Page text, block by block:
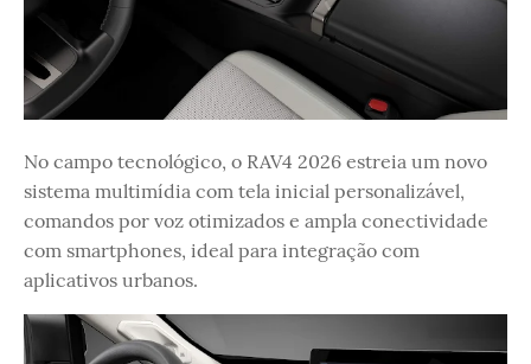
No campo tecnológico, o RAV4 2026 estreia um novo
sistema multimídia com tela inicial personalizável,
comandos por voz otimizados e ampla conectividade
com smartphones, ideal para integração com
aplicativos urbanos.